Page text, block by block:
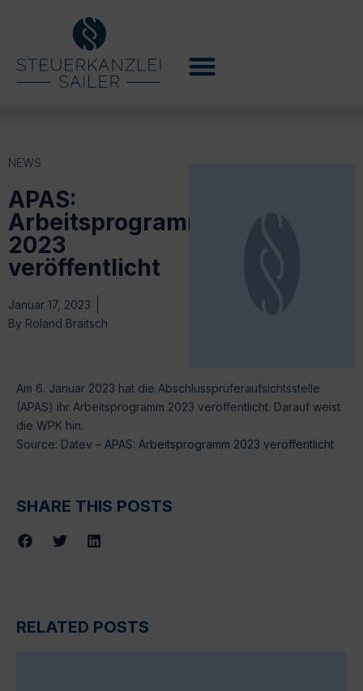
NEWS
APAS:
Arbeitsprogramm
2023
veröffentlicht
Januar 17, 2023
By Roland Braitsch
Am 6. Januar 2023 hat die Abschlussprüferaufsichtsstelle
(APAS) ihr Arbeitsprogramm 2023 veröffentlicht. Darauf weist
die WPK hin.
Source: Datev – APAS: Arbeitsprogramm 2023 veröffentlicht
SHARE THIS POSTS
RELATED POSTS